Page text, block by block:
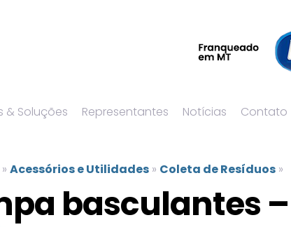
& Soluções Representantes Notícias Contato
» Acessórios e Utilidades » Coleta de Resíduos »
basculantes –